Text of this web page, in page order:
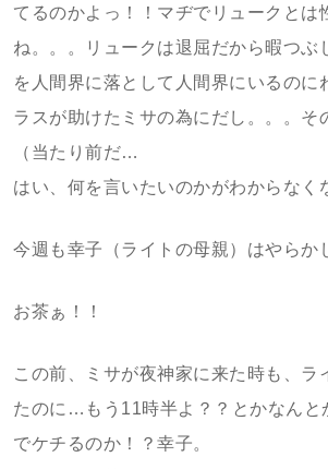
てるのかよっ！！マヂでリュークとは
ね。。。リュークは退屈だから暇つぶ
を人間界に落として人間界にいるの
ラスが助けたミサの為にだし。。。そ
（当たり前だ…
はい、何を言いたいのかがわからなく
今週も幸子（ライトの母親）はやらか
お茶ぁ！！
この前、ミサが夜神家に来た時も、ラ
たのに…もう11時半よ？？とかなんと
でケチるのか！？幸子。